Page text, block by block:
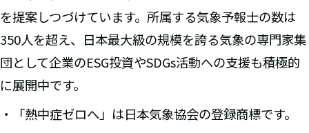
を提案しつづけています。所属する気象予報士の数は
350人を超え、日本最大級の規模を誇る気象の専門家集
団として企業のESG投資やSDGs活動への支援も積極的
に展開中です。
・「熱中症ゼロへ」は日本気象協会の登録商標です。